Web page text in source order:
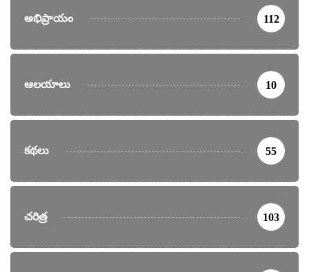
అభిప్రాయం 112
ఆలయాలు 10
కథలు 55
చరిత్ర 103